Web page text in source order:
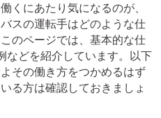
くにあたり気になるのが、
スの運転手はどのような仕
のページでは、基本的な仕
などを紹介しています。以下
その働き方をつかめるはず
る方は確認しておきましょ